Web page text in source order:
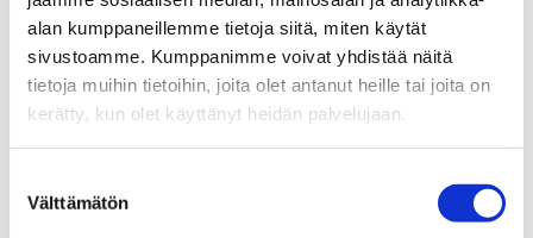
alan kumppaneillemme tietoja siitä, miten käytät
sivustoamme. Kumppanimme voivat yhdistää näitä
tietoja muihin tietoihin, joita olet antanut heille tai joita on
kerätty, kun olet käyttänyt heidän palvelujaan.
valinta
Välttämätön
Uutiskirje kokoaa yhteen Vaasan yliopiston
ajankohtaiset uutiset tutkimuksen tuloksista,
koulutuksesta sekä yhteistyöstä ja
yhteiskunnallisesta vaikuttamisesta. Pysy